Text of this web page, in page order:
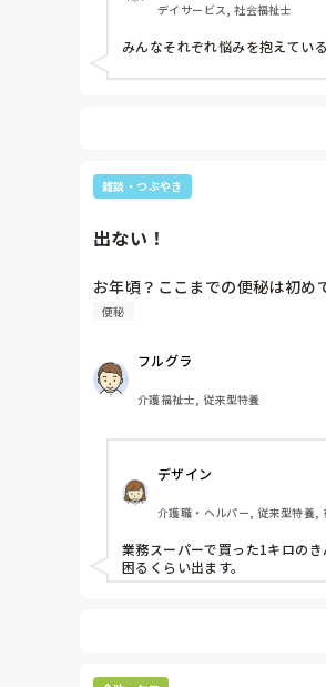
デイサービス, 社会福祉士
みんなそれぞれ悩みを抱えてい
雑談・つぶやき
出ない！
お年頃？ここまでの便秘は初め
便秘
フルグラ
介護福祉士, 従来型特養
デザイン
介護職・ヘルパー, 従来型特養,
業務スーパーで買った1キロの
困るくらい出ます。